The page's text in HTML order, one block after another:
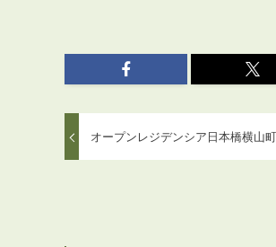
オープンレジデンシア日本橋横山